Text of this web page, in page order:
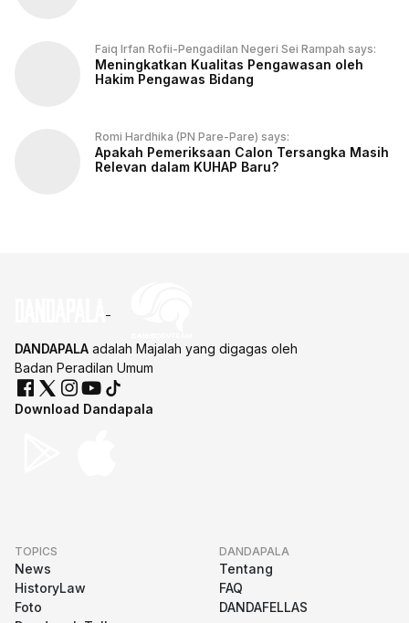
Faiq Irfan Rofii-Pengadilan Negeri Sei Rampah says:
Meningkatkan Kualitas Pengawasan oleh
Hakim Pengawas Bidang
Romi Hardhika (PN Pare-Pare) says:
Apakah Pemeriksaan Calon Tersangka Masih
Relevan dalam KUHAP Baru?
DANDAPALA adalah Majalah yang digagas oleh
Badan Peradilan Umum
Download Dandapala
TOPICS
News
HistoryLaw
Foto
DANDAPALA
Tentang
FAQ
DANDAFELLAS